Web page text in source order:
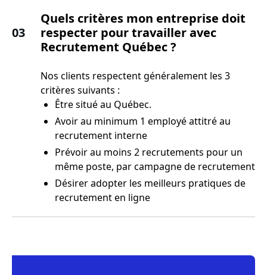
03
Quels critères mon entreprise doit
respecter pour travailler avec
Recrutement Québec ?
Nos clients respectent généralement les 3
critères suivants :
Être situé au Québec.
Avoir au minimum 1 employé attitré au
recrutement interne
Prévoir au moins 2 recrutements pour un
même poste, par campagne de recrutement
Désirer adopter les meilleurs pratiques de
recrutement en ligne